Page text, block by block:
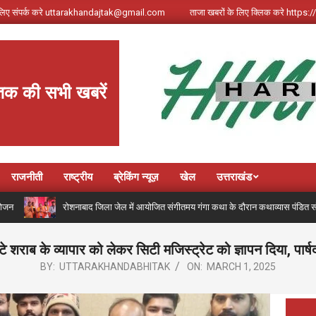
संपर्क करे uttarakhandajtak@gmail.com ताजा खबरों के लिए क्लिक करे
की सभी खबरें
राजनीती राष्ट्रीय ब्रेकिंग न्यूज़ खेल उत्तराखंड
रोशनाबाद जिला जेल में आयोजित संगीतमय गंगा कथा के दौरान कथाव्यास पंडित संजय कृष्ण
के व्यापार को लेकर सिटी मजिस्ट्रेट को ज्ञापन दिया, पार्षद
BY: UTTARAKHANDABHITAK ON: MARCH 1, 2025